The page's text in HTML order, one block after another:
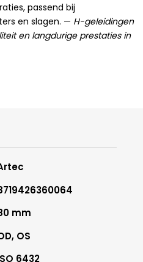
passend bij
en slagen. — H-geleidingen
en langdurige prestaties in
mm
OS
6432